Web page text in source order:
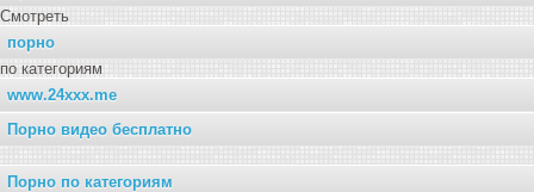
Смотреть
порно
по категориям
www.24xxx.me
Порно видео бесплатно
Порно по категориям